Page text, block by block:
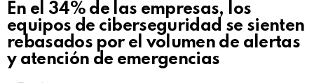
En el 34% de las empresas, los
equipos de ciberseguridad se sienten
rebasados por el volumen de alertas
y atención de emergencias